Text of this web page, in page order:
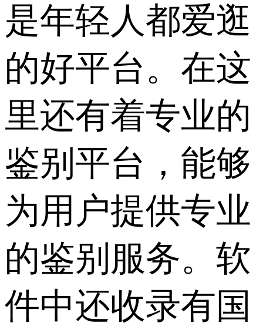
是年轻人都爱逛
的好平台。在这
里还有着专业的
鉴别平台，能够
为用户提供专业
的鉴别服务。软
件中还收录有国